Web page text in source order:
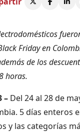
Friday en
de los
horas.
– Del 24 al 28 de
5 días
y las categorías